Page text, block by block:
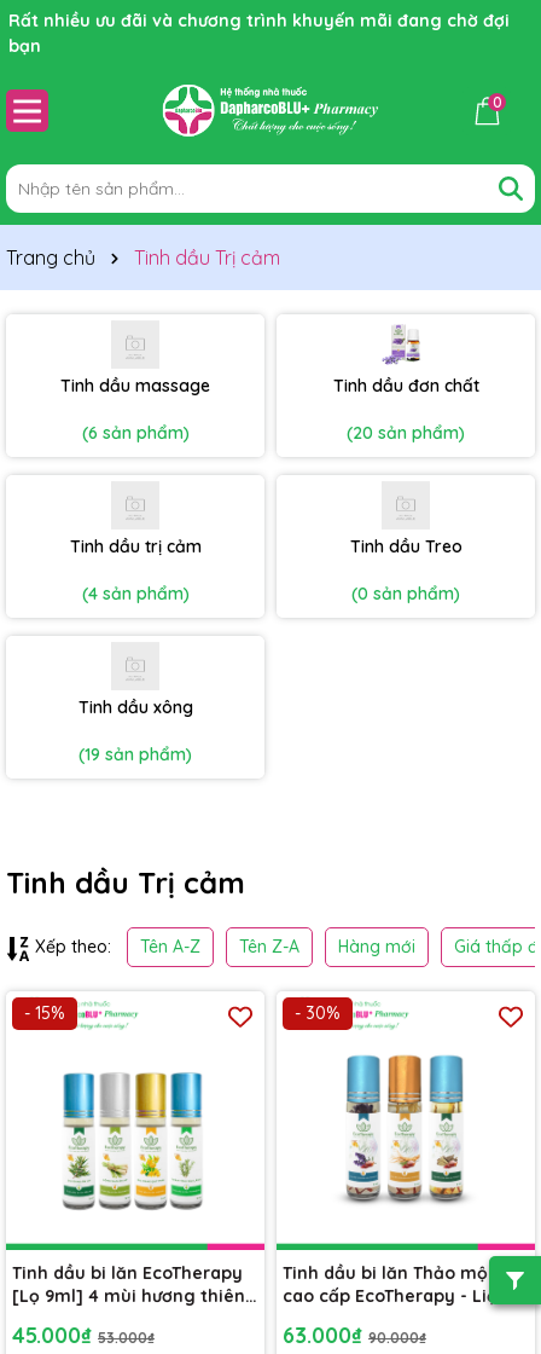
Rất nhiều ưu đãi và chương trình khuyến mãi đang chờ đợi
bạn
0
Trang chủ Tinh dầu Trị cảm
Tinh dầu massage
(6 sản phẩm)
Tinh dầu đơn chất
(20 sản phẩm)
Tinh dầu trị cảm
(4 sản phẩm)
Tinh dầu Treo
(0 sản phẩm)
Tinh dầu xông
(19 sản phẩm)
Tinh dầu Trị cảm
Xếp theo: Tên A-Z Tên Z-A Hàng mới Giá thấp
- 15%
Tinh dầu bi lăn EcoTherapy
[Lọ 9ml] 4 mùi hương thiên
chống say xe
45.000₫ 53.000₫
- 30%
Tinh dầu bi lăn Thảo mộc
cao cấp EcoTherapy - Liệu
pháp thiên nhiên, giải toả
căng thẳng
63.000₫ 90.000₫